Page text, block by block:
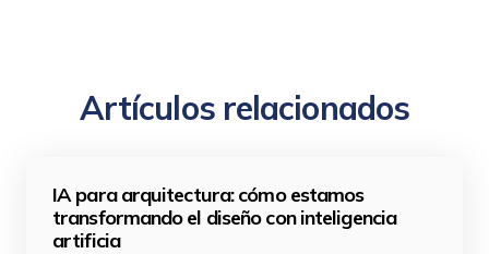
Artículos relacionados
IA para arquitectura: cómo estamos
transformando el diseño con inteligencia
artificia